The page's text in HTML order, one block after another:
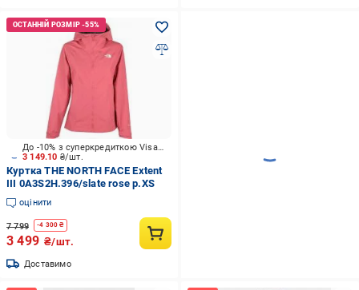
3 149.10 ₴/шт.
До -10% з суперкредиткою Visa Вигода
Куртка THE NORTH FACE Extent
III 0A3S2H.396/slate rose р.XS
оцінити
7 799 -4 300 ₴
3 499 ₴/шт.
Доставимо